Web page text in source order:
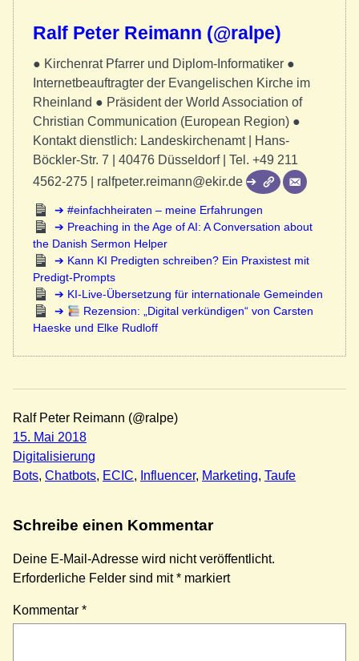
Ralf Peter Reimann (@ralpe)
● Kirchenrat Pfarrer und Diplom-Informatiker ●
Internetbeauftragter der Evangelischen Kirche im
Rheinland ● Präsident der World Association of
Christian Communication (European Region) ●
Kontakt dienstlich: Landeskirchenamt | Hans-
Böckler-Str. 7 | 40476 Düsseldorf | Tel. +49 211
4562-275 | ralfpeter.reimann@ekir.de
#einfachheiraten – meine Erfahrungen
Preaching in the Age of AI: A Conversation about
the Danish Sermon Helper
Kann KI Predigten schreiben? Ein Praxistest mit
Predigt-Prompts
KI-Live-Übersetzung für internationale Gemeinden
Rezension: „Digital verkündigen“ von Carsten
Haeske und Elke Rudloff
Ralf Peter Reimann (@ralpe)
15. Mai 2018
Digitalisierung
Bots, Chatbots, ECIC, Influencer, Marketing, Taufe
Schreibe einen Kommentar
Deine E-Mail-Adresse wird nicht veröffentlicht.
Erforderliche Felder sind mit* markiert
Kommentar *